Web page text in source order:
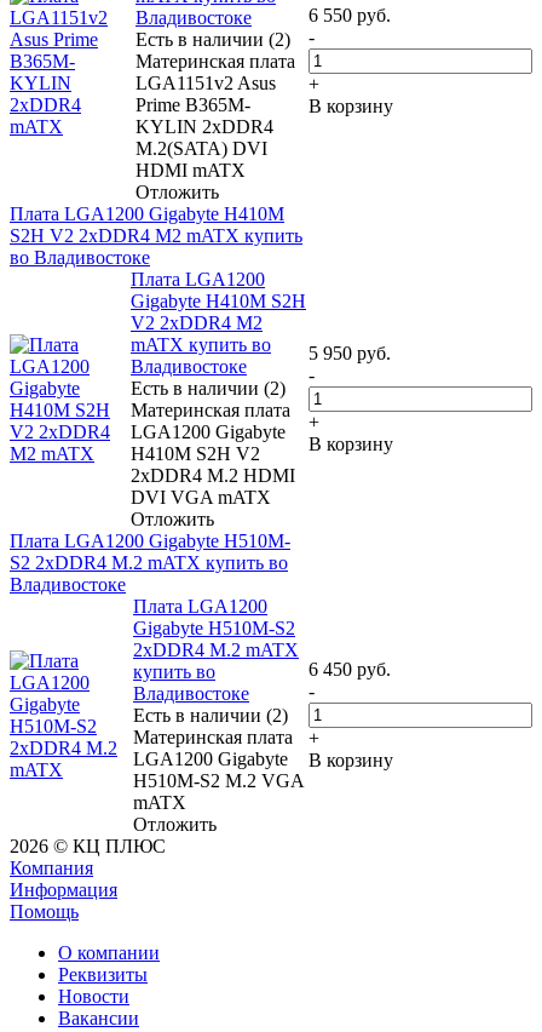
Владивостоке
Есть в наличии (2)
Материнская плата
LGA1151v2 Asus
Prime B365M-
KYLIN 2xDDR4
M.2(SATA) DVI
HDMI mATX
Отложить
6 550 руб.
-
+
В корзину
Плата LGA1200 Gigabyte H410M
S2H V2 2xDDR4 M2 mATX купить
во Владивостоке
Плата LGA1200
Gigabyte H410M S2H
V2 2xDDR4 M2
mATX купить во
Владивостоке
Есть в наличии (2)
Материнская плата
LGA1200 Gigabyte
H410M S2H V2
2xDDR4 M.2 HDMI
DVI VGA mATX
Отложить
5 950 руб.
-
+
В корзину
Плата LGA1200 Gigabyte H510M-
S2 2xDDR4 M.2 mATX купить во
Владивостоке
Плата LGA1200
Gigabyte H510M-S2
2xDDR4 M.2 mATX
купить во
Владивостоке
Есть в наличии (2)
Материнская плата
LGA1200 Gigabyte
H510M-S2 M.2 VGA
mATX
Отложить
6 450 руб.
-
+
В корзину
2026 © КЦ ПЛЮС
Компания
Информация
Помощь
О компании
Реквизиты
Новости
Вакансии